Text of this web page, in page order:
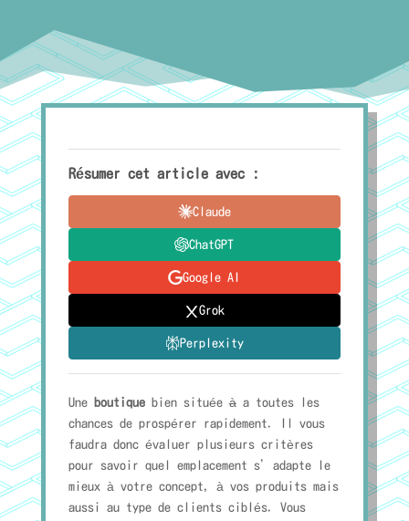
Résumer cet article avec :
Claude
ChatGPT
Google AI
Grok
Perplexity
Une boutiquebien situéeàa toutes les
chances de prospérer rapidement. Il vous
faudra donc évaluer plusieurs critères
pour savoir quel emplacement s’adapte le
mieux à votre concept, à vos produits mais
aussi au type de clients ciblés. Vous